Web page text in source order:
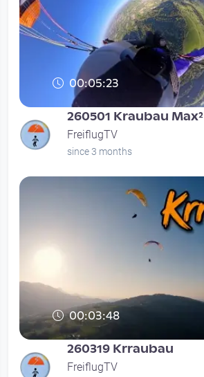
00:05:23
260501 Kraubau Max²
FreiflugTV
since 3 months
00:03:48
260319 Krraubau
FreiflugTV